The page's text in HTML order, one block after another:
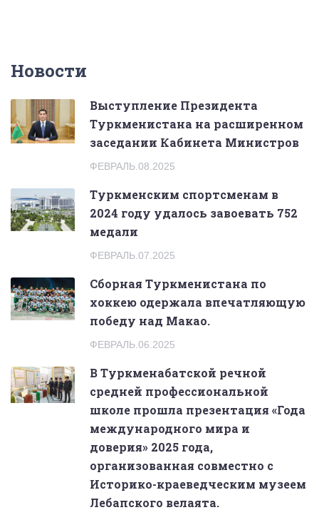
Новости
Выступление Президента
Туркменистана на расширенном
заседании Кабинета Министров
ФЕВРАЛЬ.08.2025
Туркменским спортсменам в
2024 году удалось завоевать 752
медали
ФЕВРАЛЬ.07.2025
Сборная Туркменистана по
хоккею одержала впечатляющую
победу над Макао.
ФЕВРАЛЬ.06.2025
В Туркменабатской речной
средней профессиональной
школе прошла презентация «Года
международного мира и
доверия» 2025 года,
организованная совместно с
Историко-краеведческим музеем
Лебапского велаята.